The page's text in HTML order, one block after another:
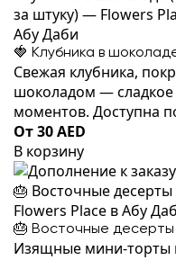
🍓 Клубника в
Свежая клубника,
шоколадом —
моментов. Доступна
От 30 AED
В корзину
🎂 Восточные десерты
Изящные мини-торты